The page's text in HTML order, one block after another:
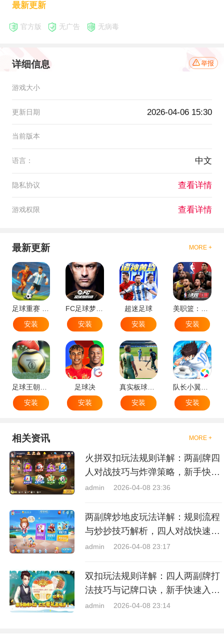
最新更新
官方版 无广告 无病毒
详细信息 举报
游戏大小
更新日期 2026-04-06 15:30
当前版本
语言： 中文
隐私协议 查看详情
游戏权限 查看详情
最新更新 MORE +
安装
安装
超迷足球
安装
安装
安装
足球决
安装
真实板球：棒球游戏
安装
安装
相关资讯 MORE +
火拼双扣玩法规则详解：两副牌四
人对战技巧与炸弹策略，新手快速
上手指南
admin 2026-04-08 23:36
两副牌炒地皮玩法详解：规则流程
与炒抄技巧解析，四人对战快速入
门指南
admin 2026-04-08 23:17
双扣玩法规则详解：四人两副牌打
法技巧与记牌口诀，新手快速入门
指南
admin 2026-04-08 23:14